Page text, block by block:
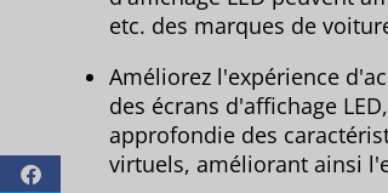
etc. des marques de
Améliorez l'expérience
des écrans d'affichage
approfondie des
virtuels, améliorant ainsi